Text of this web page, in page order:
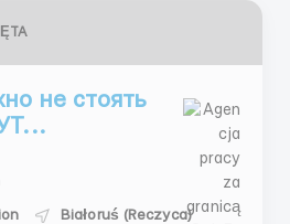
не стоять
Białoruś (Reczyca)